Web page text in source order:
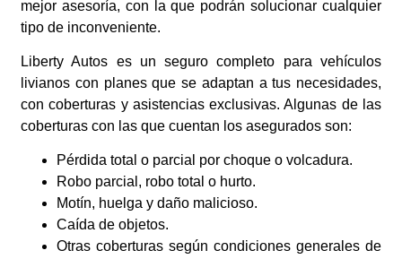
mejor asesoría, con la que podrán solucionar cualquier
tipo de inconveniente.
Liberty Autos es un seguro completo para vehículos
livianos con planes que se adaptan a tus necesidades,
con coberturas y asistencias exclusivas. Algunas de las
coberturas con las que cuentan los asegurados son:
Pérdida total o parcial por choque o volcadura.
Robo parcial, robo total o hurto.
Motín, huelga y daño malicioso.
Caída de objetos.
Otras coberturas según condiciones generales de